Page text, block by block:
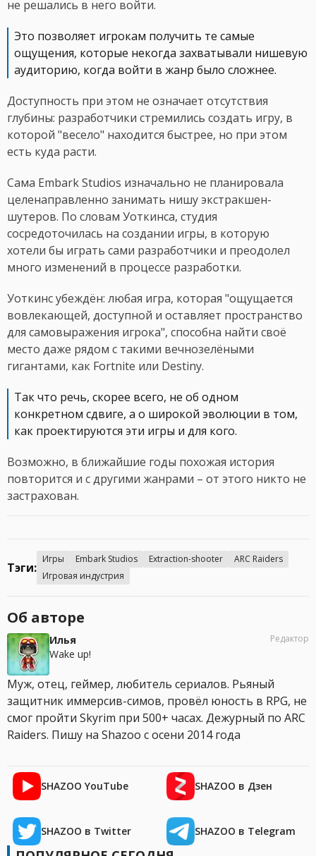
не решались в него войти.
Это позволяет игрокам получить те самые
ощущения, которые некогда захватывали нишевую
аудиторию, когда войти в жанр было сложнее.
Доступность при этом не означает отсутствия
глубины: разработчики стремились создать игру, в
которой "весело" находится быстрее, но при этом
есть куда расти.
Сама Embark Studios изначально не планировала
целенаправленно занимать нишу экстракшен-
шутеров. По словам Уоткинса, студия
сосредоточилась на создании игры, в которую
хотели бы играть сами разработчики и преодолел
много изменений в процессе разработки.
Уоткинс убеждён: любая игра, которая "ощущается
вовлекающей, доступной и оставляет пространство
для самовыражения игрока", способна найти своё
место даже рядом с такими вечнозелёными
гигантами, как Fortnite или Destiny.
Так что речь, скорее всего, не об одном
конкретном сдвиге, а о широкой эволюции в том,
как проектируются эти игры и для кого.
Возможно, в ближайшие годы похожая история
повторится и с другими жанрами – от этого никто не
застрахован.
Тэги:
Игры Embark Studios Extraction-shooter
ARC Raiders
Игровая индустрия
Об авторе
Илья
Wake up!
Редактор
Муж, отец, геймер, любитель сериалов. Рьяный
защитник иммерсив-симов, провёл юность в RPG, не
смог пройти Skyrim при 500+ часах. Дежурный по ARC
Raiders. Пишу на Shazoo с осени 2014 года
SHAZOO YouTube SHAZOO в Дзен
SHAZOO в Twitter SHAZOO в Telegram